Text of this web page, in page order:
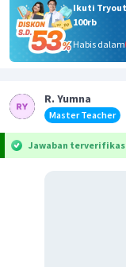
Ikuti Tryout
100rb
Habis dalam
R. Yumna
Master Teacher
Jawaban